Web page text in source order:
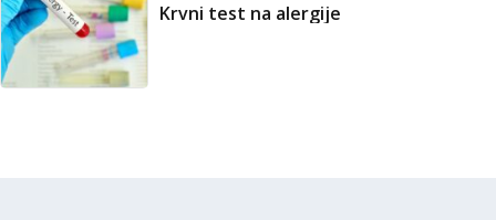
Krvni test na alergije